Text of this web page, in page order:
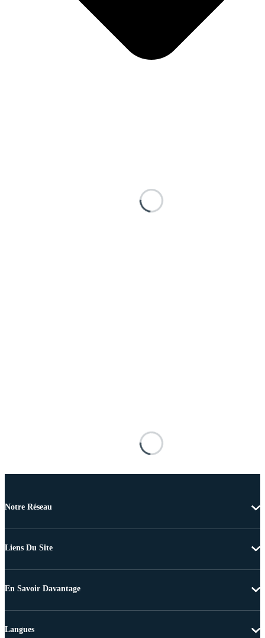
Notre Réseau
Liens Du Site
En Savoir Davantage
Langues